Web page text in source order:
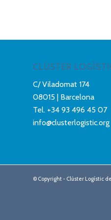
CLÚSTER
C/ Viladomat 174
08015 | Barcelona
Tel. +34 93 496 45 07
info@clusterlogistic.org
© Copyright - Clúster Logístic